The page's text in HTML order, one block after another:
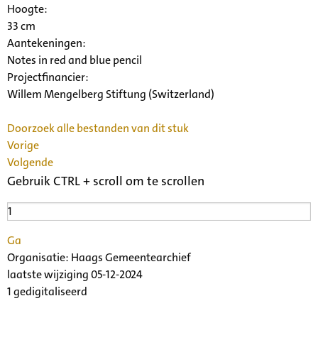
Hoogte:
33 cm
Aantekeningen:
Notes in red and blue pencil
Projectfinancier:
Willem Mengelberg Stiftung (Switzerland)
Doorzoek alle bestanden van dit stuk
Vorige
Volgende
Gebruik CTRL + scroll om te scrollen
Ga
Organisatie: Haags Gemeentearchief
laatste wijziging 05-12-2024
1 gedigitaliseerd